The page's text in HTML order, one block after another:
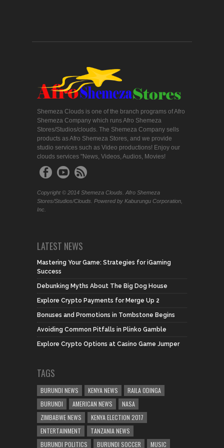
Shemeza Clouds is one of the branch programs of Afro
Shemeza Company which runs Afro Shemeza
Stores/Studios/clouds. The Shemeza Company sells
products as Afro Shemeza Stores, and we provide
studio services such as Video productions! Enjoy our
clouds services "News, Videos, Audios, Movies!
Copyright © 2014 Shemeza Clouds. Afro Shemeza
Stores/Studios/Clouds. Powered by Kaburungu Corporation,
Inc.
LATEST NEWS
Mastering Your Game: Strategies for iGaming
Success
Debunking Myths About The Big Dog House
Explore Crypto Payments for Merge Up 2
Bonuses and Promotions in Tombstone Begins
Avoiding Common Pitfalls in Plinko Gamble
Explore Crypto Options at Casino Game Jumper
TAGS
BURUNDI NEWS KENYA NEWS
RAILA ODINGA
BURUNDI
AMERICAN NEWS
NASA
ZIMBABWE NEWS
KENYA ELECTION 2017
ENTERTAINMENT
TANZANIA NEWS
BURUNDI POLITICS
BURUNDI SOCCER MUSIC